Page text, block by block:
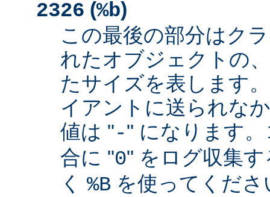
2326 (%b)
この最後の部分はク
れたオブジェクトの
たサイズを表します
イアントに送られな
値は "-" になります
合に "0" をログ収集
く %B を使ってくださ